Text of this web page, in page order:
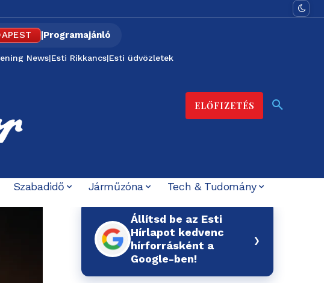
|Programajánló
News|Esti Rikkancs|Esti üdvözletek
ELŐFIZETÉS
Szabadidő Járműzóna
Tech & Tudomány
Állítsd be az Esti
Hírlapot kedvenc
hírforrásként a
Google-ben!
›